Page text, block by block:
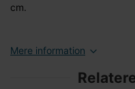
cm.
Mere information